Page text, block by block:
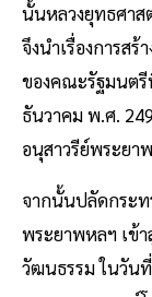
นั้นหลวงยุทธศาส
จึงนำเรื่องการส
ของคณะรัฐมนต
ธันวาคม พ.ศ.
อนุสาวรีย์พระยา
จากนั้นปลัดกระท
พระยาพหลฯ เข้
วัฒนธรรม ในวัน